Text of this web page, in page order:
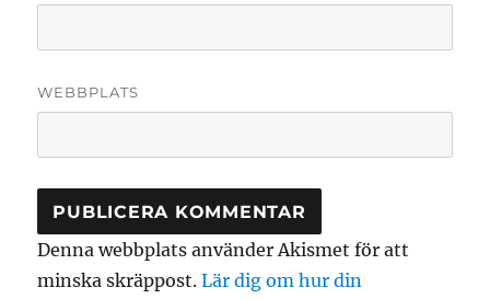
WEBBPLATS
Denna webbplats använder Akismet för att
minska skräppost.Lär dig om hur din